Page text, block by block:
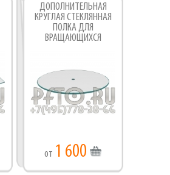
ДОПОЛНИТЕЛЬНАЯ
КРУГЛАЯ СТЕКЛЯННАЯ
ПОЛКА ДЛЯ
ВРАЩАЮЩИХСЯ
от 1 600